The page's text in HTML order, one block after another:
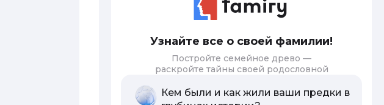
Узнайте все о своей фамилии!
Постройте семейное древо —
раскройте тайны своей родословной
Кем были и как жили ваши предки в